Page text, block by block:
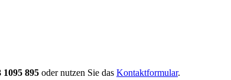
1095 895 oder nutzen Sie das Kontaktformular.